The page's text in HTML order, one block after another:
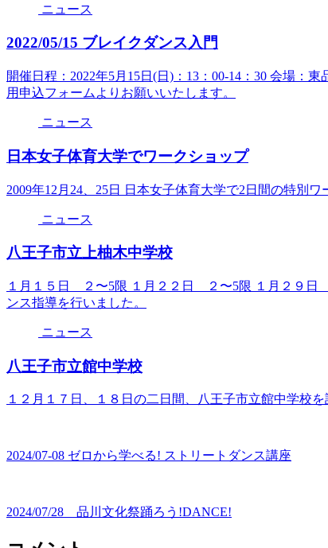
ニュース
2022/05/15 ブレイクダンス入門
開催日程：2022年5月15日(日)：13：00-14：30 会場：
用申込フォームよりお願いいたします。
ニュース
日本女子体育大学でワークショップ
2009年12月24、25日 日本女子体育大学で2日間の特別ワ
ニュース
八王子市立上柚木中学校
１月１５日 ２〜5限 １月２２日 ２〜5限 １月２９日
ンス指導を行いました。
ニュース
八王子市立館中学校
１２月１７日、１８日の二日間、八王子市立館中学校
2024/07-08 ゼロから学べる! ストリートダンス講座
2024/07/28 品川文化祭踊ろう!DANCE!